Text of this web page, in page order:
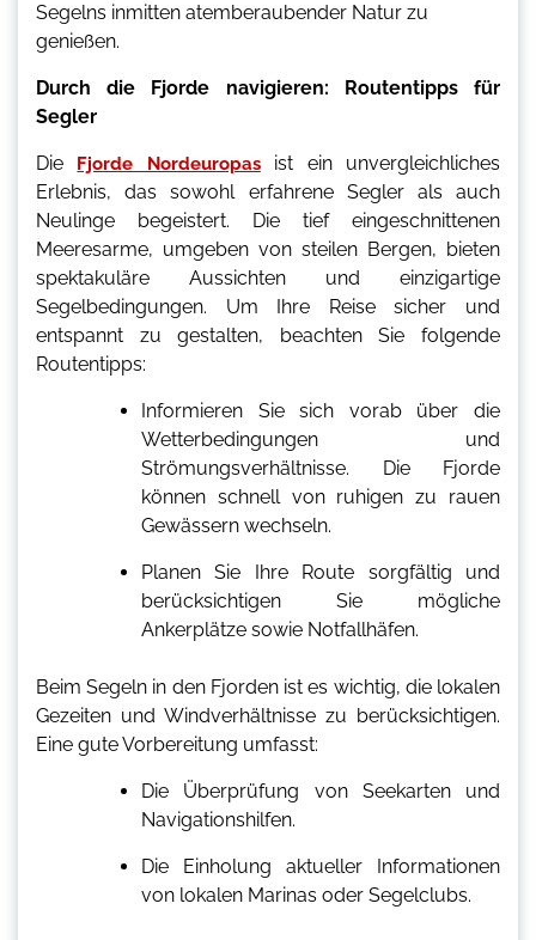
Segelns inmitten atemberaubender Natur zu
genießen.
Durch die Fjorde navigieren: Routentipps für
Segler
Die Fjorde Nordeuropasist ein unvergleichliches
Erlebnis, das sowohl erfahrene Segler als auch
Neulinge begeistert. Die tief eingeschnittenen
Meeresarme, umgeben von steilen Bergen, bieten
spektakuläre Aussichten und einzigartige
Segelbedingungen. Um Ihre Reise sicher und
entspannt zu gestalten, beachten Sie folgende
Routentipps:
Informieren Sie sich vorab über die
Wetterbedingungen und
Strömungsverhältnisse. Die Fjorde
können schnell von ruhigen zu rauen
Gewässern wechseln.
Planen Sie Ihre Route sorgfältig und
berücksichtigen Sie mögliche
Ankerplätze sowie Notfallhäfen.
Beim Segeln in den Fjorden ist es wichtig, die lokalen
Gezeiten und Windverhältnisse zu berücksichtigen.
Eine gute Vorbereitung umfasst:
Die Überprüfung von Seekarten und
Navigationshilfen.
Die Einholung aktueller Informationen
von lokalen Marinas oder Segelclubs.